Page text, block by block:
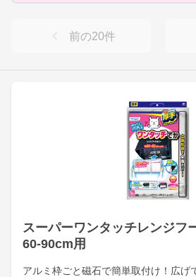
スーパーワンタッチレンジフ
60-90cm用
アルミ枠ごと磁石で簡単取付け！広げ
前の20件